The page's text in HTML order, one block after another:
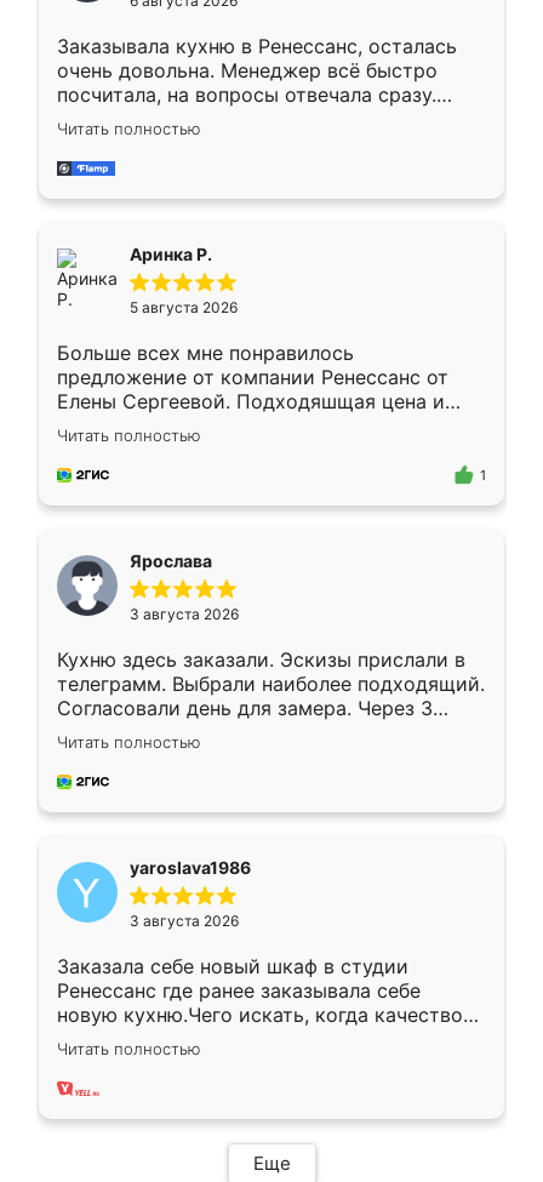
мебели буду заказывать только здесь.
Заказывала кухню в Ренессанс, осталась
очень довольна. Менеджер всё быстро
посчитала, на вопросы отвечала сразу.
Замерщик приехал в субботу, подошёл к
делу со всей ответственностью. Собрали
за день, ребята работали аккуратно, даже
Читать полностью
Аринка Р.
5 августа 2026
Больше всех мне понравилось
предложение от компании Ренессанс от
Елены Сергеевой. Подходяшщая цена и
короткие сроки изготовления. Приехавший
для замера сотрудник Владислав
предложил по моему эскизу самый
Читать полностью
1
Ярослава
3 августа 2026
Кухню здесь заказали. Эскизы прислали в
телеграмм. Выбрали наиболее подходящий.
Согласовали день для замера. Через 3
недели кухня была уже готова. Остались
довольны работой. Спасибо Ренессанс
мебель за качественную работу!
Читать полностью
yaroslava1986
3 августа 2026
Заказала себе новый шкаф в студии
Ренессанс где ранее заказывала себе
новую кухню.Чего искать, когда качеством
вполне довольна. Служит кухня уже почти
два года, нареканий нет.
Читать полностью
Еще